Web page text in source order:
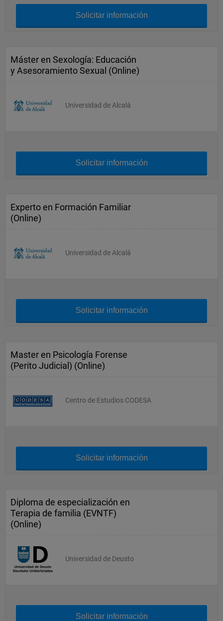
Solicitar información
Máster en Sexología: Educación
y Asesoramiento Sexual (Online)
Universidad de Alcalá
Solicitar información
Experto en Formación Familiar
(Online)
Universidad de Alcalá
Solicitar información
Master en Psicología Forense
(Perito Judicial) (Online)
Centro de Estudios CODESA
Solicitar información
Diploma de especialización en
Terapia de familia (EVNTF)
(Online)
Universidad de Deusto
Solicitar información